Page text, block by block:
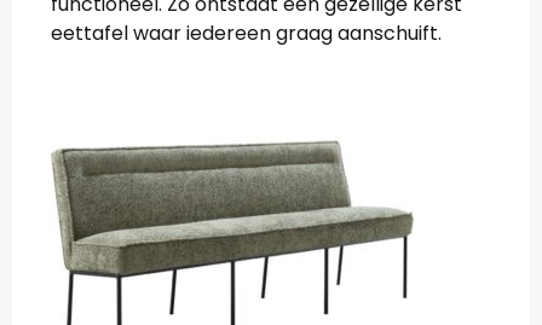
eettafel waar iedereen graag aanschuift.